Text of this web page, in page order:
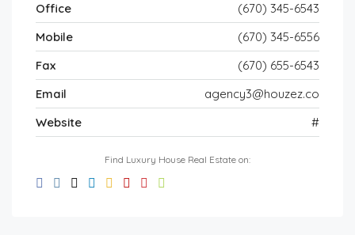
Office
(670) 345-6543
Mobile
(670) 345-6556
Fax
(670) 655-6543
Email
agency3@houzez.co
Website
#
Find Luxury House Real Estate on: